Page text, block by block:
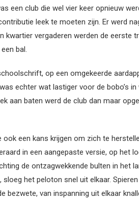
een club die wel vier keer opnieuw
leek te moeten zijn. Er werd
kwartier vergaderen werden de eerste
bal.
op een omgekeerde
echter wat lastiger voor de bobo’s in
aan baten werd de club dan maar
een kans krijgen om zich te
in een aangepaste versie, op het
de ontzagwekkende bulten in het
het peloton snel uit elkaar.
van inspanning uit elkaar